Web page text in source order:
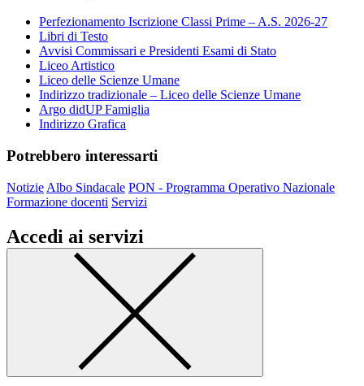
Perfezionamento Iscrizione Classi Prime – A.S. 2026-27
Libri di Testo
Avvisi Commissari e Presidenti Esami di Stato
Liceo Artistico
Liceo delle Scienze Umane
Indirizzo tradizionale – Liceo delle Scienze Umane
Argo didUP Famiglia
Indirizzo Grafica
Potrebbero interessarti
Notizie Albo Sindacale PON - Programma Operativo Nazionale
Formazione docenti Servizi
Accedi ai servizi